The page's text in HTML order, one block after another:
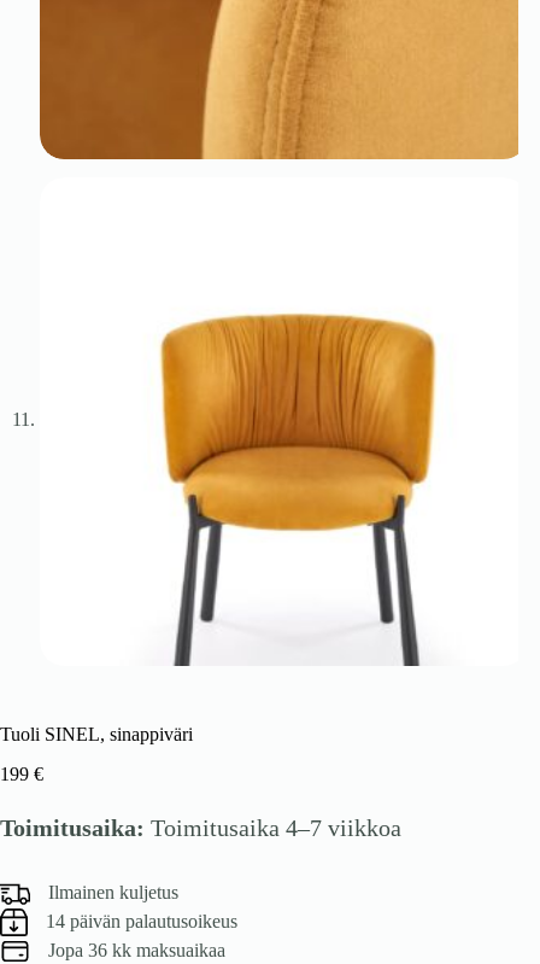
Tuoli SINEL, sinappiväri
199 €
Toimitusaika: Toimitusaika 4–7 viikkoa
Ilmainen kuljetus
14 päivän palautusoikeus
Jopa 36 kk maksuaikaa